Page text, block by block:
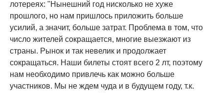
лотереях: "Нынешний год нисколько не хуже
прошлого, но нам пришлось приложить больше
усилий, а значит, больше затрат. Проблема в том, что
число жителей сокращается, многие выезжают из
страны. Рынок и так невелик и продолжает
сокращаться. Наши билеты стоят всего 2 лт, поэтому
нам необходимо привлечь как можно больше
участников. Мы не ждем чуда и в будущем году, т.к.